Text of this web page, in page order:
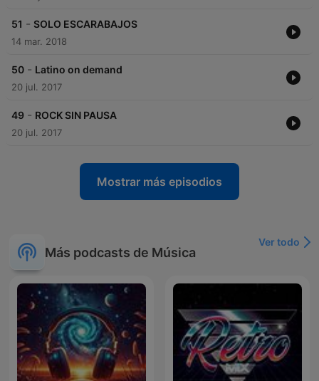
51 - SOLO ESCARABAJOS
14 mar. 2018
50 - Latino on demand
20 jul. 2017
49 - ROCK SIN PAUSA
20 jul. 2017
Mostrar más episodios
Más podcasts de Música
Ver todo